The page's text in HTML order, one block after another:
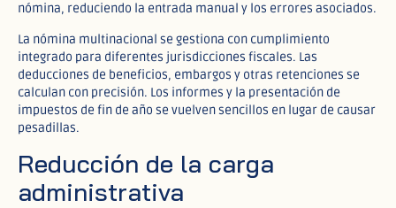
nómina, reduciendo la entrada manual y los errores asociados.
La nómina multinacional se gestiona con cumplimiento
integrado para diferentes jurisdicciones fiscales. Las
deducciones de beneficios, embargos y otras retenciones se
calculan con precisión. Los informes y la presentación de
impuestos de fin de año se vuelven sencillos en lugar de causar
pesadillas.​
Reducción de la carga
administrativa